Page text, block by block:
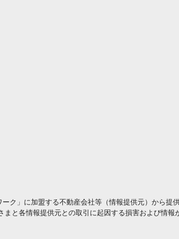
ク」に加盟する不動産会社等（情報提供元）から
と各情報提供元との取引に起因する損害および情